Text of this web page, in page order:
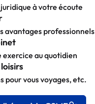
à votre écoute
avantages professionnels
au quotidien
pour vous voyages, etc.